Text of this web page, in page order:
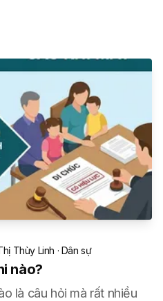
Thùy Linh · Dân sự
nào?
là câu hỏi mà rất nhiều